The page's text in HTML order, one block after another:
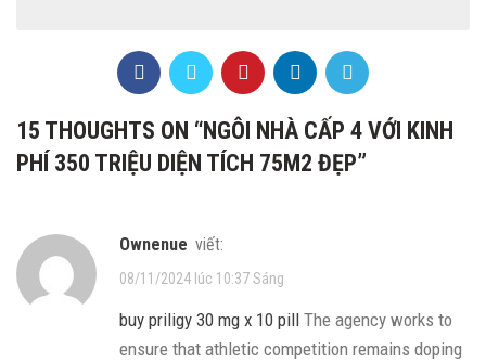
15 THOUGHTS ON “NGÔI NHÀ CẤP 4 VỚI KINH
PHÍ 350 TRIỆU DIỆN TÍCH 75M2 ĐẸP”
ownenue viết:
08/11/2024 lúc 10:37 Sáng
buy priligy 30 mg x 10 pill The agency works to
ensure that athletic competition remains doping